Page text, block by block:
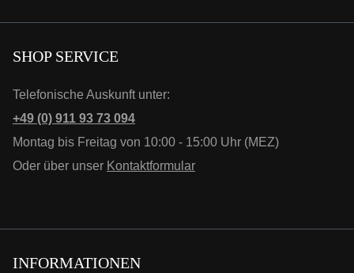
SHOP SERVICE
Telefonische Auskunft unter:
+49 (0) 911 93 73 094
Montag bis Freitag von 10:00 - 15:00 Uhr (MEZ)
Oder über unser Kontaktformular
INFORMATIONEN